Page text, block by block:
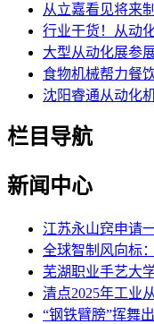
从立嘉看见将来
行业干货！从动
大型从动化展参
食物机械帮力餐
沈阳睿通从动化
栏目导航
新闻中心
江苏永山窍申请
全球智制风向标
芜湖职业手艺大
清点2025年工业
“钢铁臂膀”挥舞